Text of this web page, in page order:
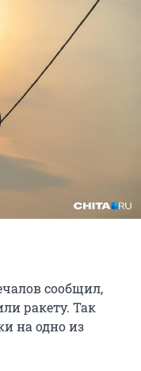
сообщил,
ракету. Так
на одно из